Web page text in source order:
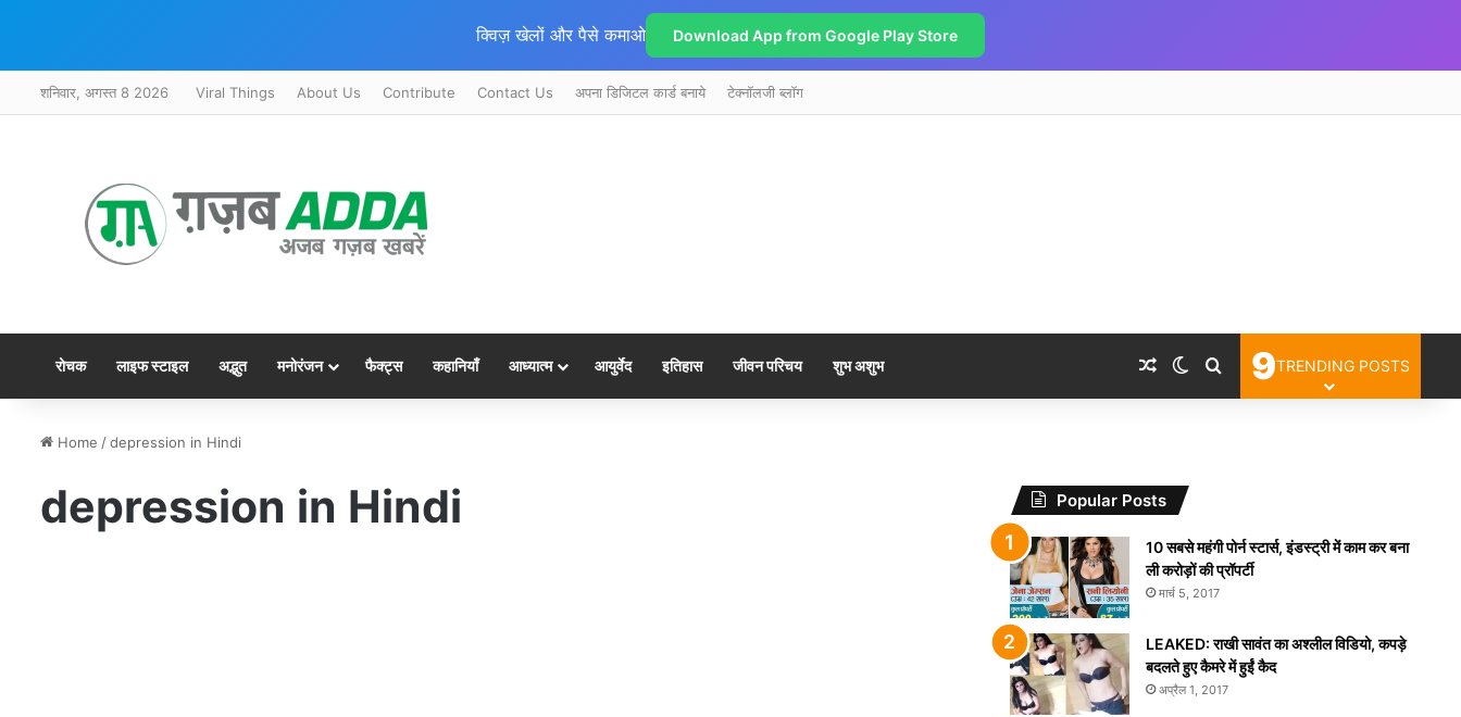
क्विज़ खेलों और पैसे कमाओ Download App from Google Play Store
शनिवार, अगस्त 8 2026 Viral Things About Us Contribute Contact Us अपना डिजिटल कार्ड बनाये टेक्नॉलजी ब्लॉग
रोचक लाइफ स्टाइल अद्भुत मनोरंजन फैक्ट्स कहानियाँ आध्यात्म आयुर्वेद इतिहास जीवन परिचय शुभ अशुभ Random Article
Switch skin
Search for
9TRENDING POSTS
Home /depression in Hindi
depression in Hindi Popular Posts
10 सबसे महंगी पोर्न स्टार्स, इंडस्ट्री में काम कर बना
ली करोड़ों की प्रॉपर्टी
मार्च 5, 2017
LEAKED: राखी सावंत का अश्लील विडियो, कपड़े
बदलते हुए कैमरे में हुईं कैद
अप्रैल 1, 2017